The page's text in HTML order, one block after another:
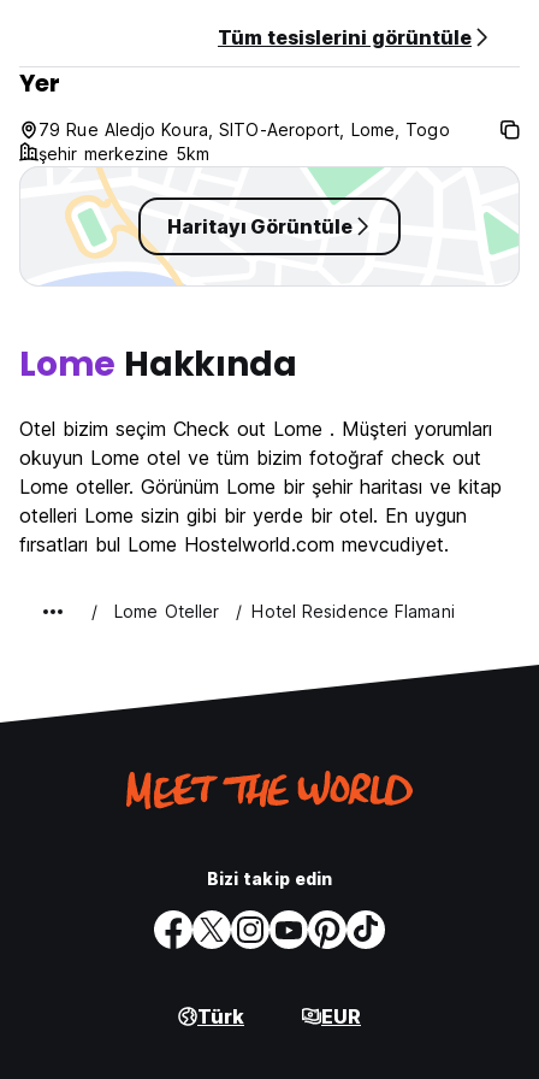
Vergiler dahil değildir - konaklama vergisi oda başına
Kahvaltı dahil.
Genel:
24 saat resepsiyon ve güvenlik.
Sokağa çıkma yasağı yok.
Çocuk Dostu. 12 yaş altı en fazla 2 çocuk ebeveynleri
eşliğinde ücretsiz konaklayabilir.
Odaya ilave konuk ücreti 10000 XOF tutarındadır. (Auto-
translated from original language)
Tüm tesislerini görüntüle
Yer
79 Rue Aledjo Koura, SITO-Aeroport, Lome, Togo
şehir merkezine 5km
Haritayı Görüntüle
Lome Hakkında
Otel bizim seçim Check out Lome . Müşteri yorumları
okuyun Lome otel ve tüm bizim fotoğraf check out
Lome oteller. Görünüm Lome bir şehir haritası ve kitap
otelleri Lome sizin gibi bir yerde bir otel. En uygun
fırsatları bul Lome Hostelworld.com mevcudiyet.
Lome Oteller Hotel Residence Flamani
Bizi takip edin
Türk EUR